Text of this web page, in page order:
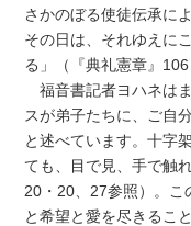
さかのぼる使徒伝承に
その日は、それゆえに
る」（『典礼憲章』106
福音書記者ヨハネは
スが弟子たちに、ご自
と述べています。十字
ても、目で見、手で触
20・20、27参照）。こ
と希望と愛を尽きるこ